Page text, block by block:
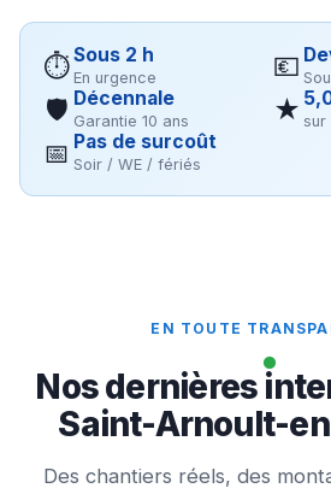
⏱Sous 2 h
En urgence 💶
🛡 Décennale
Garantie 10 ans ★ sur
📅 Pas de surcoût
Soir / WE / fériés
EN TOUTE
Nos dernières
Saint-Arnoult-
Des chantiers réels, des